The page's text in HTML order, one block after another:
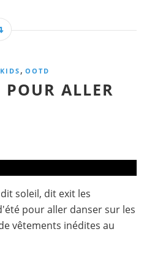
KIDS, OOTD
ALLER
soleil, dit exit les
pour aller danser sur les
vêtements inédites au